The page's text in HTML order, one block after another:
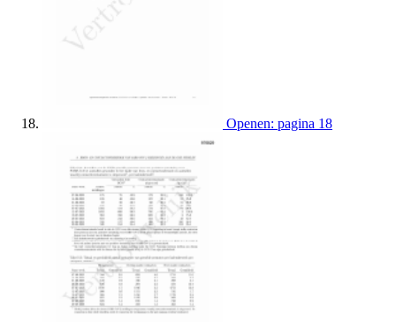
Openen: pagina 18